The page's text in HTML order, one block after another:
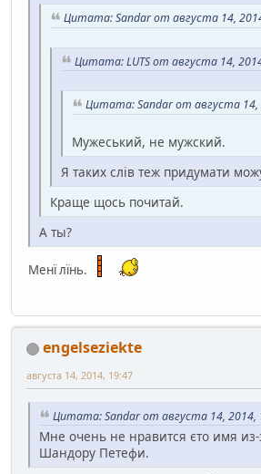
Цитата: Sandar от августа 14,
Цитата: LUTS от августа 14,
Цитата: Sandar от августа 14,
Мужеський, не мужский.
Я таких слів теж придумати
Краще щось почитай.
А ты?
Менї лїнь.
engelseziekte
августа 14, 2014, 19:47
Цитата: Sandar от августа 14, 2014,
Мне очень не нравится єто имя
Шандору Петефи.